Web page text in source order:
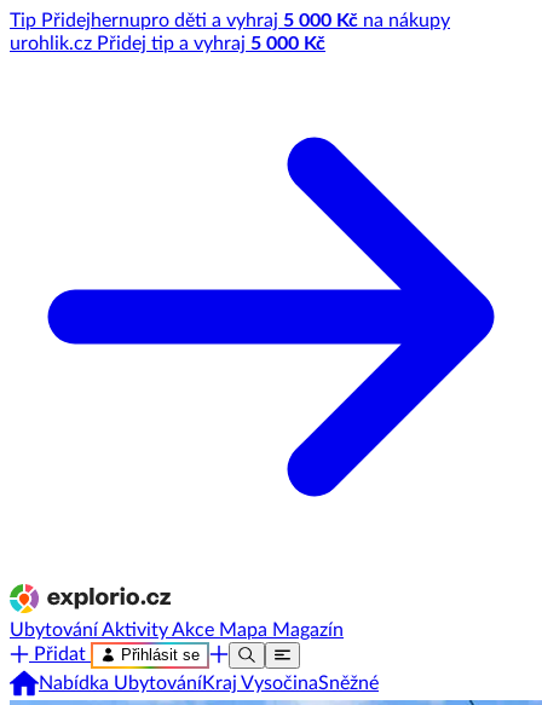
Tip Přidejhernupro děti a vyhraj 5 000 Kč na nákupy
urohlik.cz Přidej tip a vyhraj 5 000 Kč
UbytováníAktivityAkce Mapa Magazín
Přidat
Přihlásit se
Nabídka UbytováníKraj VysočinaSněžné